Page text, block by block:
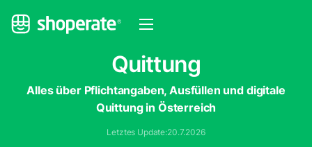
Quittung
Alles über Pflichtangaben, Ausfüllen und digitale
Quittung in Österreich
Letztes Update:20.7.2026